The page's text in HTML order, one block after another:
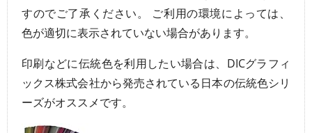
すのでご了承ください。 ご利用の環境によっては、
色が適切に表示されていない場合があります。
印刷などに伝統色を利用したい場合は、DICグラフィ
ックス株式会社から発売されている日本の伝統色シリ
ーズがオススメです。